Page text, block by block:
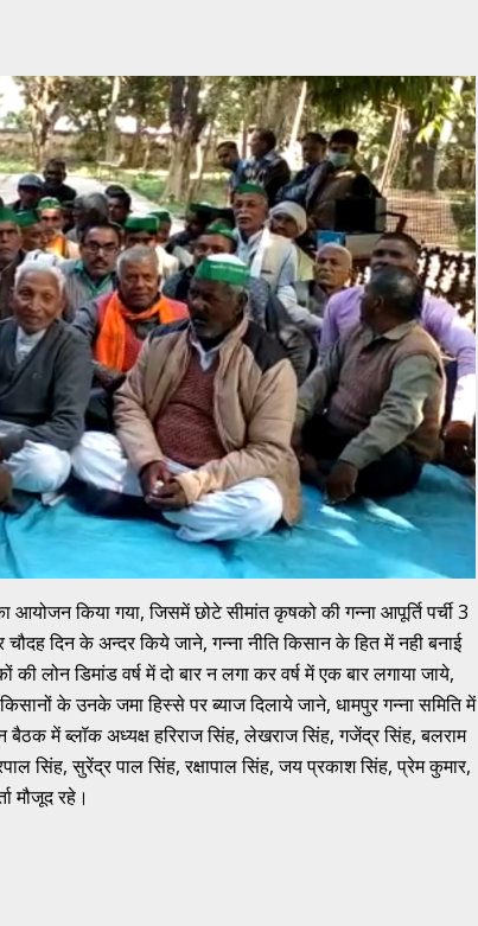
किया गया, जिसमें छोटे सीमांत कृषको की गन्ना आपूर्ति पर्ची 3
दिन के अन्दर किये जाने, गन्ना नीति किसान के हित में नही बनाई
लोन डिमांड वर्ष में दो बार न लगा कर वर्ष में एक बार लगाया जाये,
के उनके जमा हिस्से पर ब्याज दिलाये जाने, धामपुर गन्ना समिति में
बैठक में ब्लॉक अध्यक्ष हरिराज सिंह, लेखराज सिंह, गजेंद्र सिंह, बलराम
सिंह, सुरेंद्र पाल सिंह, रक्षापाल सिंह, जय प्रकाश सिंह, प्रेम कुमार,
मौजूद रहे।